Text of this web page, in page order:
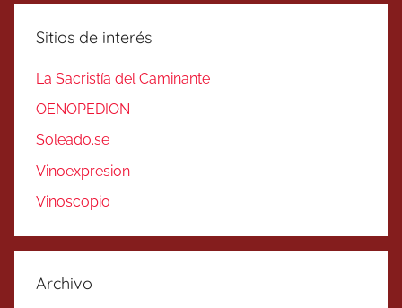
Sitios de interés
La Sacristía del Caminante
OENOPEDION
Soleado.se
Vinoexpresion
Vinoscopio
Archivo